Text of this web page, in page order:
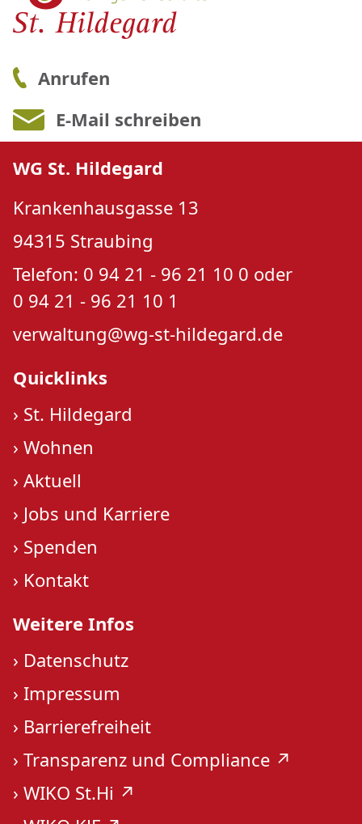
Anrufen
E-Mail schreiben
WG St. Hildegard
Krankenhausgasse 13
94315 Straubing
Telefon: 0 94 21 - 96 21 10 0 oder
0 94 21 - 96 21 10 1
verwaltung@wg-st-hildegard.de
Quicklinks
› St. Hildegard
› Wohnen
› Aktuell
› Jobs und Karriere
› Spenden
› Kontakt
Weitere Infos
› Datenschutz
› Impressum
› Barrierefreiheit
› Transparenz und Compliance ↗︎
› WIKO St.Hi ↗︎